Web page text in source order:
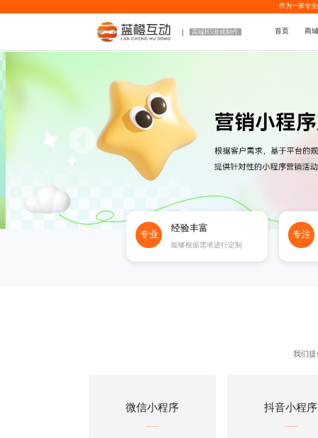
作为一家专业
高端H5游戏制作 首页 商
专业
经验丰富
能够根据需求进行定制
专注
我们
微信小程序 抖音小程序